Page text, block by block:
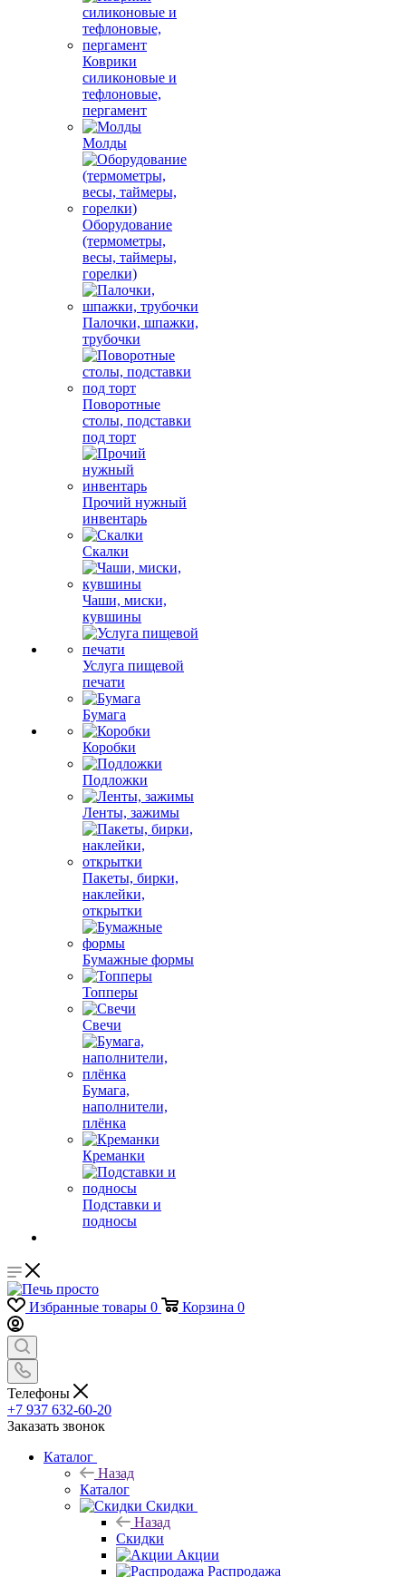
Коврики
силиконовые и
тефлоновые,
пергамент
Молды
Оборудование
(термометры,
весы, таймеры,
горелки)
Палочки, шпажки,
трубочки
Поворотные
столы, подставки
под торт
Прочий нужный
инвентарь
Скалки
Чаши, миски,
кувшины
Услуга пищевой
печати
Бумага
Коробки
Подложки
Ленты, зажимы
Пакеты, бирки,
наклейки,
открытки
Бумажные формы
Топперы
Свечи
Бумага,
наполнители,
плёнка
Креманки
Подставки и
подносы
Избранные товары 0 Корзина 0
Телефоны
+7 937 632-60-20
Заказать звонок
Каталог
Назад
Каталог
Скидки
Назад
Скидки
Акции
Распродажа